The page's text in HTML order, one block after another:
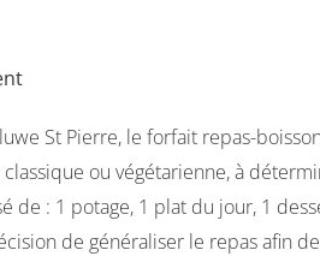
St Pierre, le forfait repas-
ou végétarienne, à
de : 1 potage, 1 plat du jour, 1
de généraliser le repas afin